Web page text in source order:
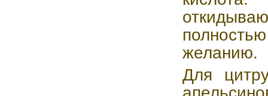
желанию.
Для